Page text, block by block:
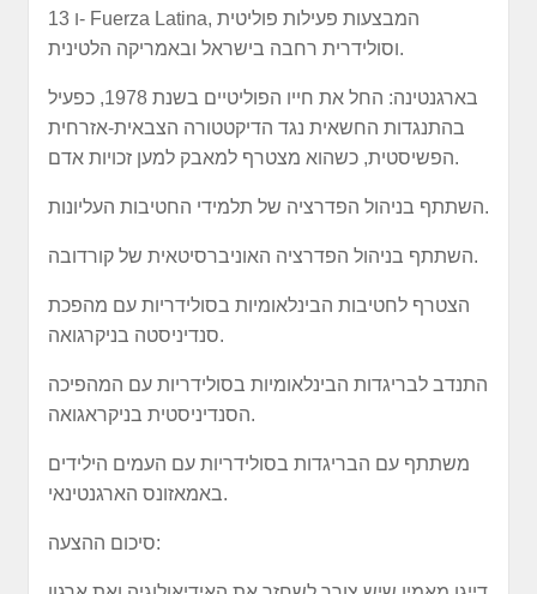
13 ו- Fuerza Latina, המבצעות פעילות פוליטית
וסולידרית רחבה בישראל ובאמריקה הלטינית.
בארגנטינה: החל את חייו הפוליטיים בשנת 1978, כפעיל
בהתנגדות החשאית נגד הדיקטטורה הצבאית-אזרחית
הפשיסטית, כשהוא מצטרף למאבק למען זכויות אדם.
השתתף בניהול הפדרציה של תלמידי החטיבות העליונות.
השתתף בניהול הפדרציה האוניברסיטאית של קורדובה.
הצטרף לחטיבות הבינלאומיות בסולידריות עם מהפכת
סנדיניסטה בניקרגואה.
התנדב לבריגדות הבינלאומיות בסולידריות עם המהפיכה
הסנדיניסטית בניקראגואה.
משתתף עם הבריגדות בסולידריות עם העמים הילידים
באמאזונס הארגנטינאי.
סיכום ההצעה: